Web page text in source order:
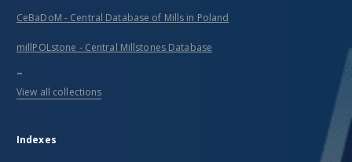
CeBaDoM - Central Database of Mills in Poland
millPOLstone - Central Millstones Database
...
View all collections
Indexes